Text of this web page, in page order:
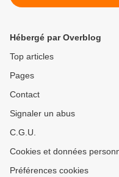
Hébergé par Overblog
Top articles
Pages
Contact
Signaler un abus
C.G.U.
Cookies et données
Préférences cookies